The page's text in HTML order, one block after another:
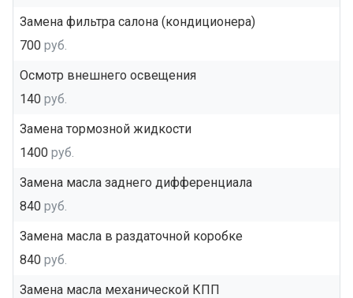
Замена фильтра салона (кондиционера)
700 руб.
Осмотр внешнего освещения
140 руб.
Замена тормозной жидкости
1400 руб.
Замена масла заднего дифференциала
840 руб.
Замена масла в раздаточной коробке
840 руб.
Замена масла механической КПП